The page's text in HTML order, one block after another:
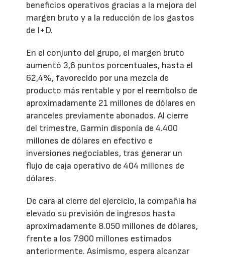
beneficios operativos gracias a la mejora del
margen bruto y a la reducción de los gastos
de I+D.
En el conjunto del grupo, el margen bruto
aumentó 3,6 puntos porcentuales, hasta el
62,4%, favorecido por una mezcla de
producto más rentable y por el reembolso de
aproximadamente 21 millones de dólares en
aranceles previamente abonados. Al cierre
del trimestre, Garmin disponía de 4.400
millones de dólares en efectivo e
inversiones negociables, tras generar un
flujo de caja operativo de 404 millones de
dólares.
De cara al cierre del ejercicio, la compañía ha
elevado su previsión de ingresos hasta
aproximadamente 8.050 millones de dólares,
frente a los 7.900 millones estimados
anteriormente. Asimismo, espera alcanzar